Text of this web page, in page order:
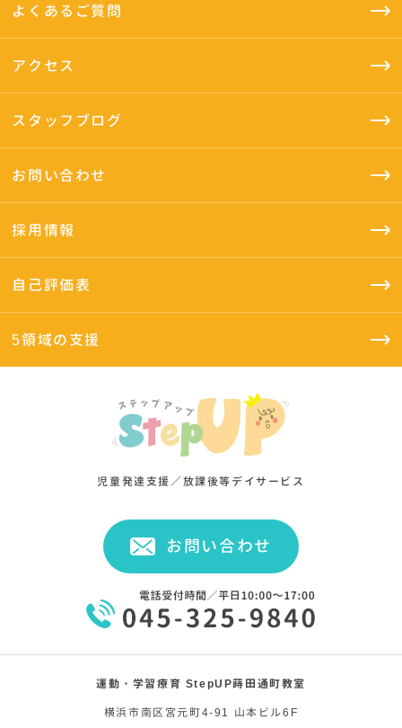
よくあるご質問
アクセス
スタッフブログ
お問い合わせ
採用情報
自己評価表
5領域の支援
児童発達支援／放課後等デイサービス
お問い合わせ
運動・学習療育 StepUP蒔田通町教室
横浜市南区宮元町4-91 山本ビル6F